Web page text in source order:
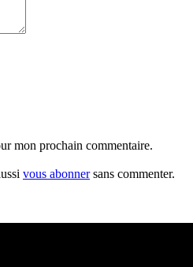
mon prochain commentaire.
vous abonnersans commenter.